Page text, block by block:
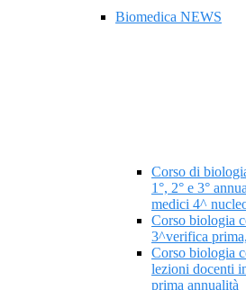
Biomedica NEWS
Corso di
1°, 2° e 3°
medici 4^
Corso biologia
3^verifica
Corso biologia
lezioni docenti
prima annualità